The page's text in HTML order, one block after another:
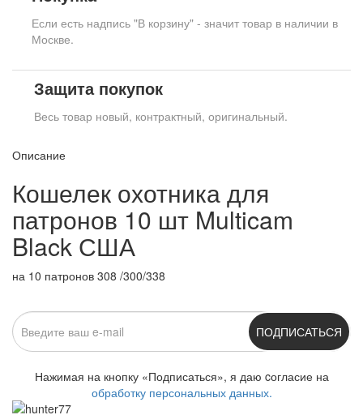
Если есть надпись "В корзину" - значит товар в наличии в
Москве.
Защита покупок
Весь товар новый, контрактный, оригинальный.
Описание
Кошелек охотника для
патронов 10 шт Multicam
Black США
на 10 патронов 308 /300/338
ПОДПИСАТЬСЯ
Нажимая на кнопку «Подписаться», я даю cогласие на
обработку персональных данных.